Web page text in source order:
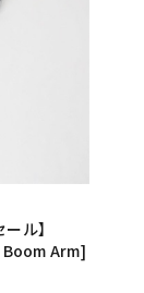
ル】
Boom Arm]